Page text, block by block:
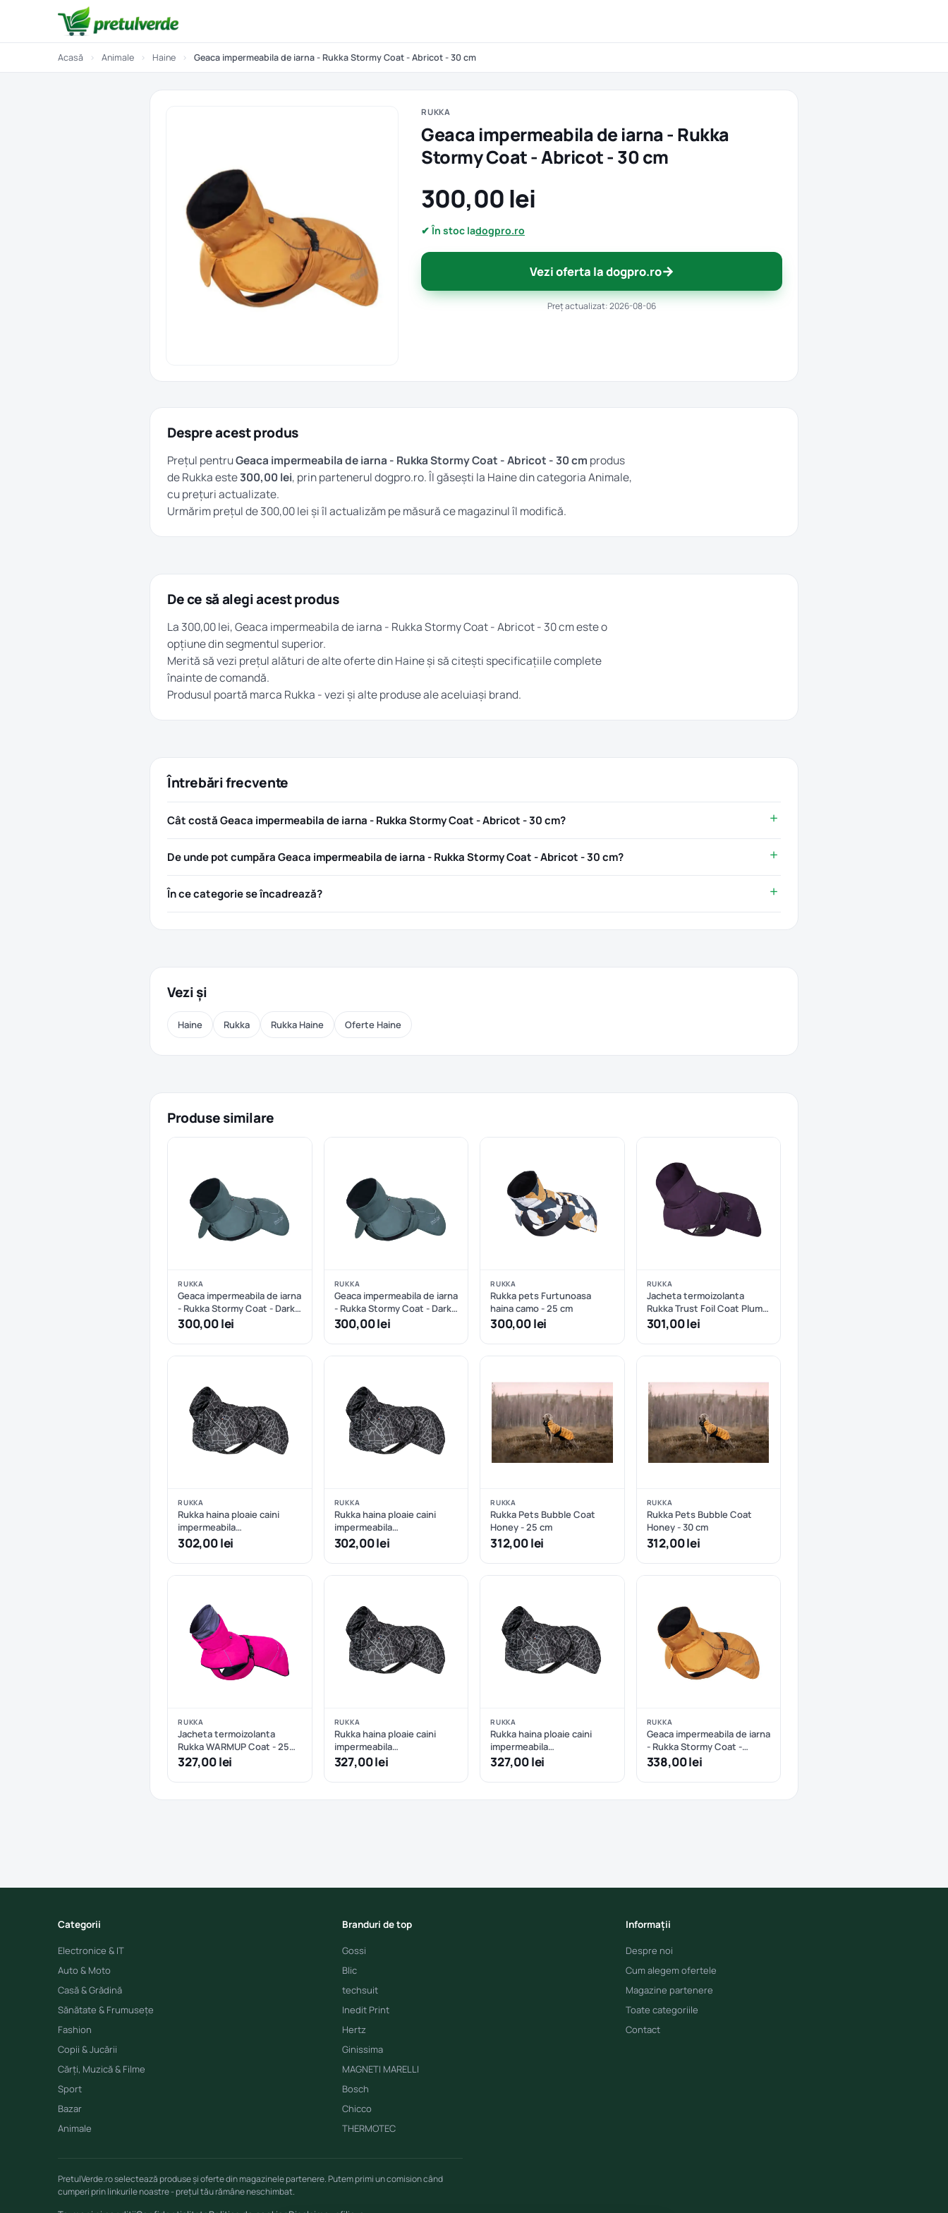
Acasă › Animale › Haine › Geaca impermeabila de iarna - Rukka Stormy Coat - Abricot - 30 cm
RUKKA
Geaca impermeabila de iarna - Rukka
Stormy Coat - Abricot - 30 cm
300,00 lei
✔ În stoc ladogpro.ro
Vezi oferta la dogpro.ro→
Preț actualizat: 2026-08-06
Despre acest produs
Prețul pentruGeaca impermeabila de iarna - Rukka Stormy Coat - Abricot - 30 cm produs
de Rukka este300,00 lei, prin partenerul dogpro.ro. Îl găsești la Hainedin categoriaAnimale,
cu prețuri actualizate.
Urmărim prețul de 300,00 lei și îl actualizăm pe măsură ce magazinul îl modifică.
De ce să alegi acest produs
La 300,00 lei, Geaca impermeabila de iarna - Rukka Stormy Coat - Abricot - 30 cm este o
opțiune din segmentul superior.
Merită să vezi prețul alături de alte oferte dinHaineși să citești specificațiile complete
înainte de comandă.
Produsul poartă marca Rukka - vezi și alte produse ale aceluiași brand.
Întrebări frecvente
Cât costă Geaca impermeabila de iarna - Rukka Stormy Coat - Abricot - 30 cm?
De unde pot cumpăra Geaca impermeabila de iarna - Rukka Stormy Coat - Abricot - 30 cm?
În ce categorie se încadrează?
Vezi și
Haine Rukka Rukka Haine Oferte Haine
Produse similare
RUKKA
Geaca impermeabila de iarna
- Rukka Stormy Coat - Dark
Agave - 25 cm
300,00 lei
RUKKA
Geaca impermeabila de iarna
- Rukka Stormy Coat - Dark
Agave - 30 cm
300,00 lei
RUKKA
Rukka pets Furtunoasa
haina camo - 25 cm
300,00 lei
RUKKA
Jacheta termoizolanta
Rukka Trust Foil Coat Plum -
25 cm
301,00 lei
RUKKA
Rukka haina ploaie caini
impermeabila
reflectorizanta - Dark - 35
302,00 lei
RUKKA
Rukka haina ploaie caini
impermeabila
reflectorizanta - Dark - 40
302,00 lei
RUKKA
Rukka Pets Bubble Coat
Honey - 25 cm
312,00 lei
RUKKA
Rukka Pets Bubble Coat
Honey - 30 cm
312,00 lei
RUKKA
Jacheta termoizolanta
Rukka WARMUP Coat - 25
cm
327,00 lei
RUKKA
Rukka haina ploaie caini
impermeabila
reflectorizanta - Dark - 50
327,00 lei
RUKKA
Rukka haina ploaie caini
impermeabila
reflectorizanta - Dark - 55
327,00 lei
RUKKA
Geaca impermeabila de iarna
- Rukka Stormy Coat -
Abricot - 35 cm
338,00 lei
Categorii
Electronice & IT
Auto & Moto
Casă & Grădină
Sănătate & Frumusețe
Fashion
Copii & Jucării
Cărți, Muzică & Filme
Sport
Bazar
Animale
Branduri de top
Gossi
Blic
techsuit
Inedit Print
Hertz
Ginissima
MAGNETI MARELLI
Bosch
Chicco
THERMOTEC
Informații
Despre noi
Cum alegem ofertele
Magazine partenere
Toate categoriile
Contact
PretulVerde.ro selectează produse și oferte din magazinele partenere. Putem primi un comision când
cumperi prin linkurile noastre - prețul tău rămâne neschimbat.